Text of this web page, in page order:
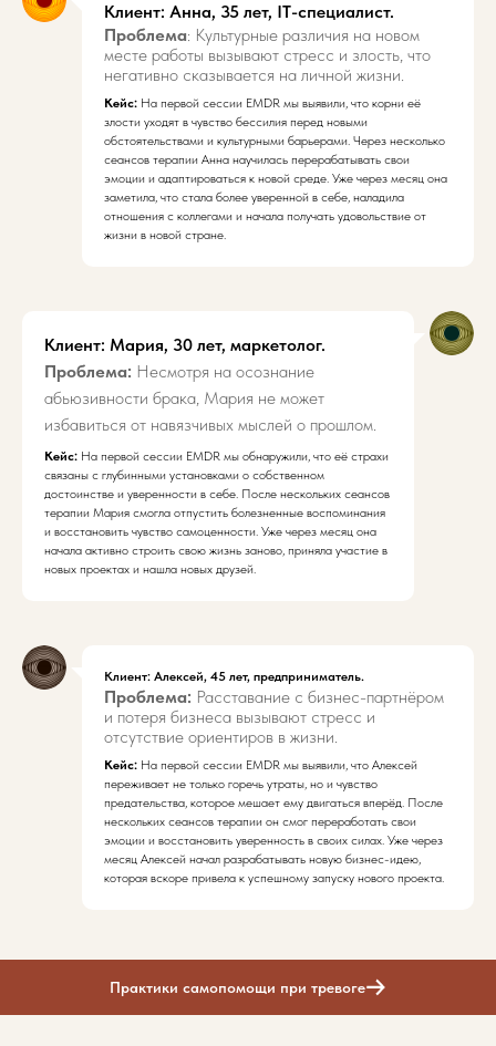
Клиент: Анна, 35 лет, IT-специалист.
Проблема: Культурные различия на новом
месте работы вызывают стресс и злость, что
негативно сказывается на личной жизни.
Кейс: На первой сессии EMDR мы выявили, что корни её
злости уходят в чувство бессилия перед новыми
обстоятельствами и культурными барьерами. Через несколько
сеансов терапии Анна научилась перерабатывать свои
эмоции и адаптироваться к новой среде. Уже через месяц она
заметила, что стала более уверенной в себе, наладила
отношения с коллегами и начала получать удовольствие от
жизни в новой стране.
Клиент: Мария, 30 лет, маркетолог.
Проблема: Несмотря на осознание
абьюзивности брака, Мария не может
избавиться от навязчивых мыслей о прошлом.
Кейс: На первой сессии EMDR мы обнаружили, что её страхи
связаны с глубинными установками о собственном
достоинстве и уверенности в себе. После нескольких сеансов
терапии Мария смогла отпустить болезненные воспоминания
и восстановить чувство самоценности. Уже через месяц она
начала активно строить свою жизнь заново, приняла участие в
новых проектах и нашла новых друзей.
Клиент: Алексей, 45 лет, предприниматель.
Проблема: Расставание с бизнес-партнёром
и потеря бизнеса вызывают стресс и
отсутствие ориентиров в жизни.
Кейс: На первой сессии EMDR мы выявили, что Алексей
переживает не только горечь утраты, но и чувство
предательства, которое мешает ему двигаться вперёд. После
нескольких сеансов терапии он смог переработать свои
эмоции и восстановить уверенность в своих силах. Уже через
месяц Алексей начал разрабатывать новую бизнес-идею,
которая вскоре привела к успешному запуску нового проекта.
Практики самопомощи при тревоге